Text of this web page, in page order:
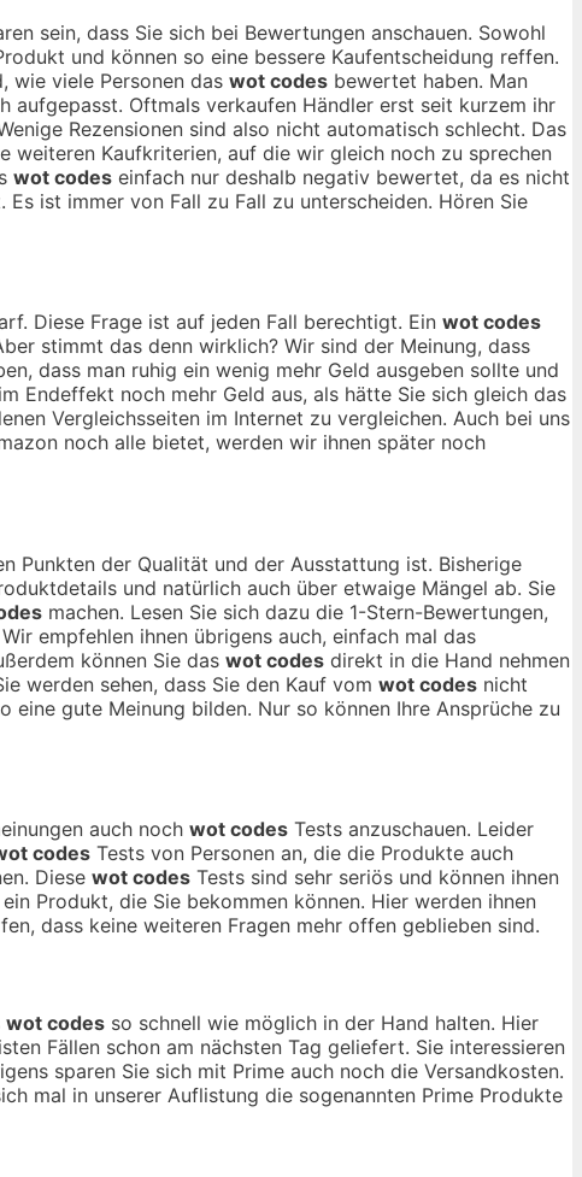
sein, dass Sie sich bei Bewertungen anschauen. Sowohl
und können so eine bessere Kaufentscheidung reffen.
wie viele Personen das wot codes bewertet haben. Man
aufgepasst. Oftmals verkaufen Händler erst seit kurzem ihr
Rezensionen sind also nicht automatisch schlecht. Das
Kaufkriterien, auf die wir gleich noch zu sprechen
wot codes einfach nur deshalb negativ bewertet, da es nicht
ist immer von Fall zu Fall zu unterscheiden. Hören Sie
Diese Frage ist auf jeden Fall berechtigt. Ein wot codes
stimmt das denn wirklich? Wir sind der Meinung, dass
dass man ruhig ein wenig mehr Geld ausgeben sollte und
Endeffekt noch mehr Geld aus, als hätte Sie sich gleich das
Vergleichsseiten im Internet zu vergleichen. Auch bei uns
noch alle bietet, werden wir ihnen später noch
Punkten der Qualität und der Ausstattung ist. Bisherige
und natürlich auch über etwaige Mängel ab. Sie
machen. Lesen Sie sich dazu die 1-Stern-Bewertungen,
empfehlen ihnen übrigens auch, einfach mal das
können Sie das wot codes direkt in die Hand nehmen
werden sehen, dass Sie den Kauf vom wot codes nicht
eine gute Meinung bilden. Nur so können Ihre Ansprüche zu
auch noch wot codes Tests anzuschauen. Leider
codes Tests von Personen an, die die Produkte auch
Diese wot codes Tests sind sehr seriös und können ihnen
Produkt, die Sie bekommen können. Hier werden ihnen
dass keine weiteren Fragen mehr offen geblieben sind.
wot codes so schnell wie möglich in der Hand halten. Hier
Fällen schon am nächsten Tag geliefert. Sie interessieren
sparen Sie sich mit Prime auch noch die Versandkosten.
mal in unserer Auflistung die sogenannten Prime Produkte